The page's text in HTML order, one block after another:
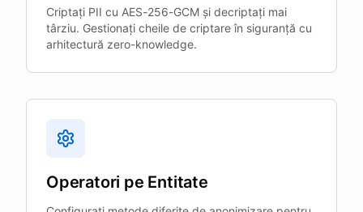
Criptați PII cu AES-256-GCM și decriptați mai
târziu. Gestionați cheile de criptare în siguranță cu
arhitectură zero-knowledge.
Operatori pe Entitate